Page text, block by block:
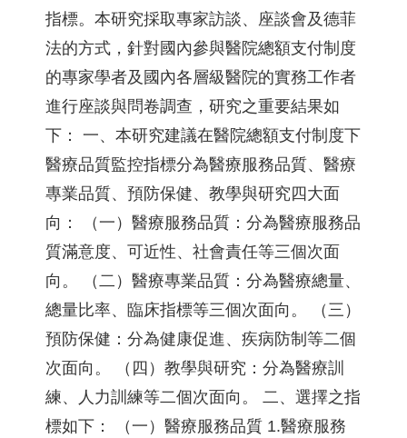
指標。本研究採取專家訪談、座談會及德菲
法的方式，針對國內參與醫院總額支付制度
的專家學者及國內各層級醫院的實務工作者
進行座談與問卷調查，研究之重要結果如
下： 一、本研究建議在醫院總額支付制度下
醫療品質監控指標分為醫療服務品質、醫療
專業品質、預防保健、教學與研究四大面
向： （一）醫療服務品質：分為醫療服務品
質滿意度、可近性、社會責任等三個次面
向。 （二）醫療專業品質：分為醫療總量、
總量比率、臨床指標等三個次面向。 （三）
預防保健：分為健康促進、疾病防制等二個
次面向。 （四）教學與研究：分為醫療訓
練、人力訓練等二個次面向。 二、選擇之指
標如下： （一）醫療服務品質 1.醫療服務